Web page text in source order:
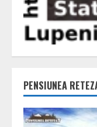
PENSIUNEA